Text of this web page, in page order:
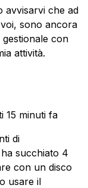
avvisarvi che ad
sono ancora
con
attività.
15 minuti fa
di
succhiato 4
con un disco
usare il